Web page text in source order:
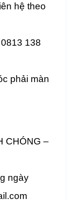
hệ theo
138
phải màn
CHÓNG –
ngày